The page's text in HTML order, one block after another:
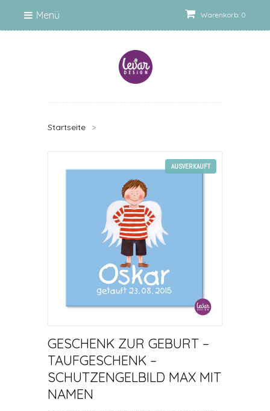
Warenkorb: 0
Menü
Startseite >
AUSVERKAUFT
GESCHENK ZUR GEBURT –
TAUFGESCHENK –
SCHUTZENGELBILD MAX MIT
NAMEN